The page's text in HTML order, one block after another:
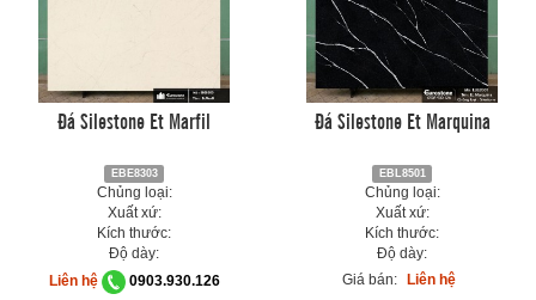
Đá Silestone Et Marfil
EBE8303
Chủng loại:
Xuất xứ:
Kích thước:
Độ dày:
Liên hệ
0903.930.126
Đá Silestone Et Marquina
EBL8501
Chủng loại:
Xuất xứ:
Kích thước:
Độ dày:
Giá bán:
Liên hệ